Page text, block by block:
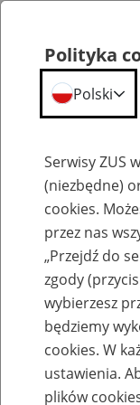
Komunikaty
Polityka
Polski
Serwisy ZUS
(niezbędne)
cookies.
przez nas
„Przejdź do
zgody
wybierzesz
będziemy
cookies. W
ustawienia.
plików